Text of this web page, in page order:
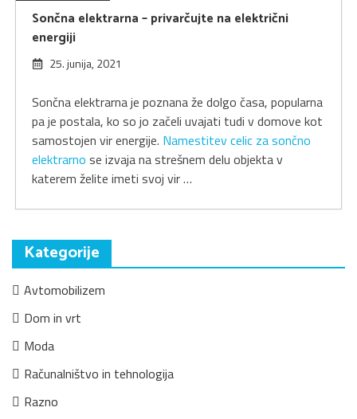
Sončna elektrarna – privarčujte na električni
energiji
25. junija, 2021
Sončna elektrarna je poznana že dolgo časa, popularna
pa je postala, ko so jo začeli uvajati tudi v domove kot
samostojen vir energije. Namestitev celic za sončno
elektrarno se izvaja na strešnem delu objekta v
katerem želite imeti svoj vir …
Kategorije
Avtomobilizem
Dom in vrt
Moda
Računalništvo in tehnologija
Razno